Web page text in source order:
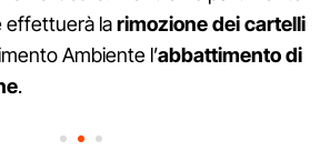
effettuerà larimozione dei cartelli
Ambiente l’abbattimento di
.